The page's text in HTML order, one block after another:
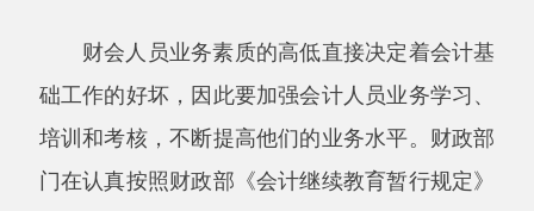
序、记账凭证的填制方法等符合会计制度要求;
会计档案按照国家规定定期整理归档，妥善保
管;(3)会计监督方面，会计机构、会计人员对不